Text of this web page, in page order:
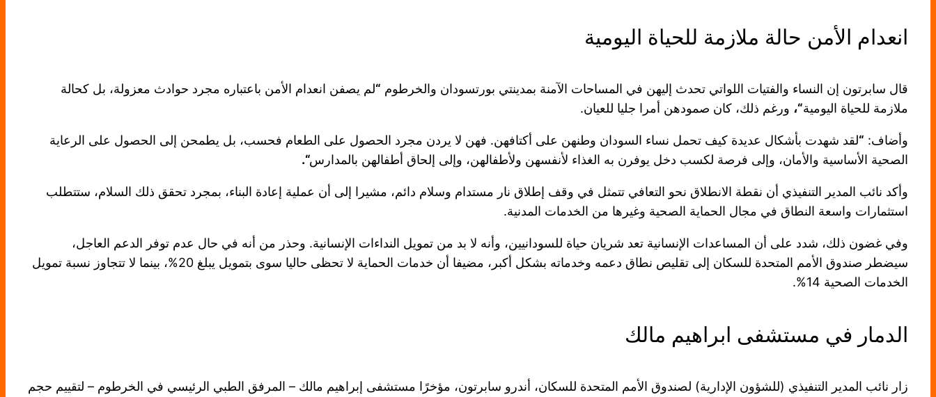
انعدام الأمن حالة ملازمة للحياة اليومية
قال سابرتون إن النساء والفتيات اللواتي تحدث إليهن في المساحات الآمنة بمدينتي بورتسودان والخرطوم “لم يصفن انعدام الأمن باعتباره مجرد حوادث معزولة، بل كحالة
ملازمة للحياة اليومية“، ورغم ذلك، كان صمودهن أمرا جليا للعيان.
وأضاف: “لقد شهدت بأشكال عديدة كيف تحمل نساء السودان وطنهن على أكتافهن. فهن لا يردن مجرد الحصول على الطعام فحسب، بل يطمحن إلى الحصول على الرعاية
الصحية الأساسية والأمان، وإلى فرصة لكسب دخل يوفرن به الغذاء لأنفسهن ولأطفالهن، وإلى إلحاق أطفالهن بالمدارس“.
وأكد نائب المدير التنفيذي أن نقطة الانطلاق نحو التعافي تتمثل في وقف إطلاق نار مستدام وسلام دائم، مشيرا إلى أن عملية إعادة البناء، بمجرد تحقق ذلك السلام، ستتطلب
استثمارات واسعة النطاق في مجال الحماية الصحية وغيرها من الخدمات المدنية.
وفي غضون ذلك، شدد على أن المساعدات الإنسانية تعد شريان حياة للسودانيين، وأنه لا بد من تمويل النداءات الإنسانية. وحذر من أنه في حال عدم توفر الدعم العاجل،
سيضطر صندوق الأمم المتحدة للسكان إلى تقليص نطاق دعمه وخدماته بشكل أكبر، مضيفا أن خدمات الحماية لا تحظى حاليا سوى بتمويل يبلغ 20%، بينما لا تتجاوز نسبة تمويل
الخدمات الصحية 14%.
الدمار في مستشفى ابراهيم مالك
زار نائب المدير التنفيذي (للشؤون الإدارية) لصندوق الأمم المتحدة للسكان، أندرو سابرتون، مؤخرًا مستشفى إبراهيم مالك – المرفق الطبي الرئيسي في الخرطوم – لتقييم حجم